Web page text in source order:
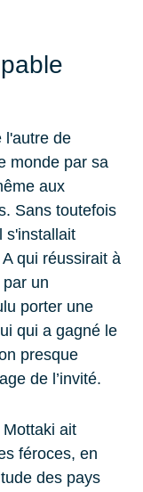
l'autre de
monde par sa
aux
Sans toutefois
s'installait
qui réussirait à
un
porter une
qui a gagné le
presque
de l’invité.
ait
féroces, en
des pays